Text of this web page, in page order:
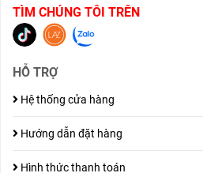
TÌM CHÚNG TÔI TRÊN
HỖ TRỢ
Hệ thống cửa hàng
Hướng dẫn đặt hàng
Hình thức thanh toán